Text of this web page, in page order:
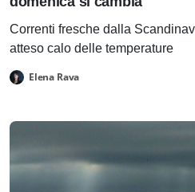
Correnti fresche dalla
atteso calo delle temperature
Elena Rava